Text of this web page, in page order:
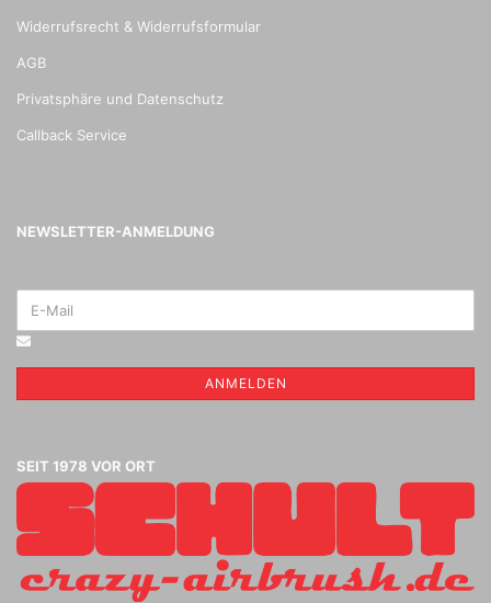
Widerrufsrecht & Widerrufsformular
AGB
Privatsphäre und Datenschutz
Callback Service
NEWSLETTER-ANMELDUNG
ANMELDEN
SEIT 1978 VOR ORT